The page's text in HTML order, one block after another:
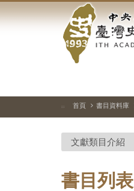
到
中
央
研
院-
臺
灣
史
::: 首頁 書目資料庫
文獻類目介紹
書目列表